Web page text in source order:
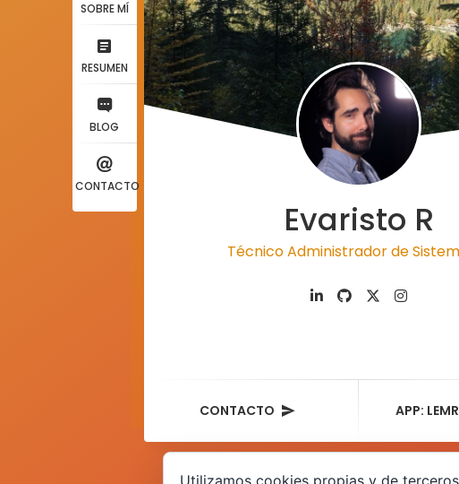
SOBRE MÍ
RESUMEN
BLOG
CONTACTO
Evaristo R
Técnico Administrador de
CONTACTO APP:
Utilizamos cookies propias y de